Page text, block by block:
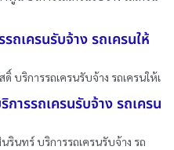
ถเครนรับจ้าง รถเครนให้
บริการรถเครนรับจ้าง รถเครนให้เ
การรถเครนรับจ้าง รถเครน
รินทร์ บริการรถเครนรับจ้าง รถ